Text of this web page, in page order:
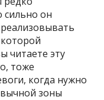
сильно он
читаете эту
тоже
когда нужно
зоны